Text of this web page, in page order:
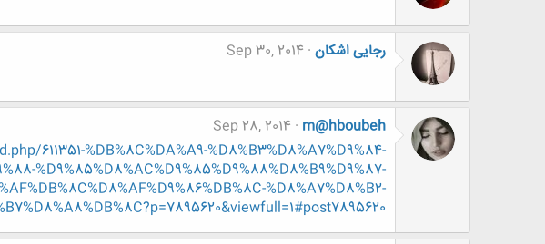
رجایی اشکان Sep 30, 2014
m@hboubeh
Sep 28, 2014
611351-%DB%8C%DA%A9-%D8%B3%D8%A7%D9%84-
%D9%85%D8%AC%D9%85%D9%88%D8%B9%D9%87-
%D8%A7%D8%B2-